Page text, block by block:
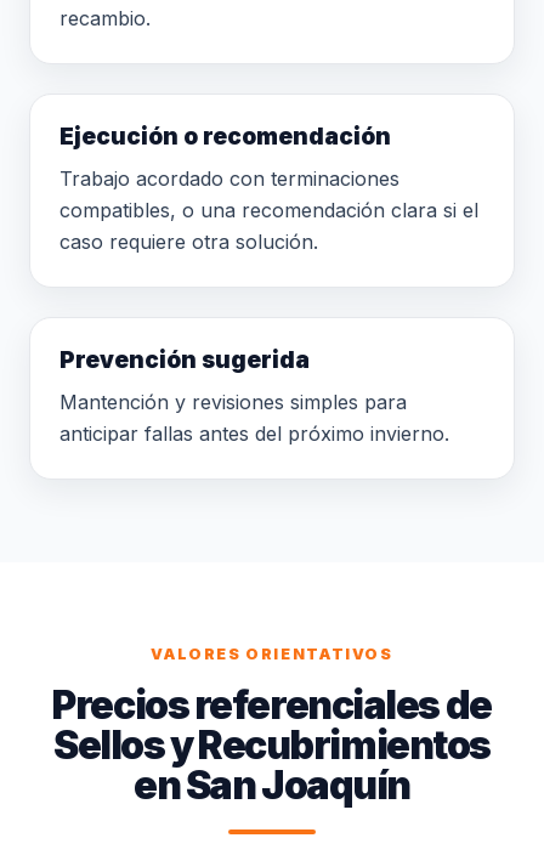
recambio.
Ejecución o recomendación
Trabajo acordado con terminaciones
compatibles, o una recomendación clara si el
caso requiere otra solución.
Prevención sugerida
Mantención y revisiones simples para
anticipar fallas antes del próximo invierno.
VALORES ORIENTATIVOS
Precios referenciales de
Sellos y Recubrimientos
en San Joaquín